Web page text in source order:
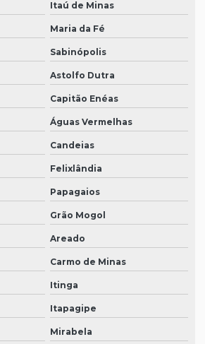
Itaú de Minas
Maria da Fé
Sabinópolis
Astolfo Dutra
Capitão Enéas
Águas Vermelhas
Candeias
Felixlândia
Papagaios
Grão Mogol
Areado
Carmo de Minas
Itinga
Itapagipe
Mirabela